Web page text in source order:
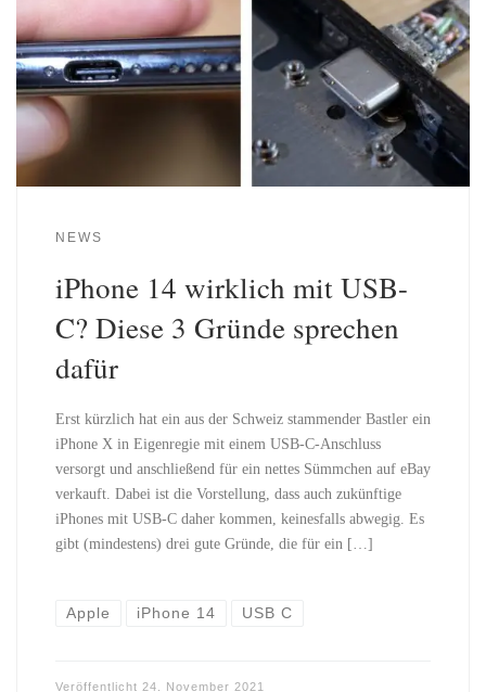
NEWS
iPhone 14 wirklich mit USB-
C? Diese 3 Gründe sprechen
dafür
Erst kürzlich hat ein aus der Schweiz stammender Bastler ein
iPhone X in Eigenregie mit einem USB-C-Anschluss
versorgt und anschließend für ein nettes Sümmchen auf eBay
verkauft. Dabei ist die Vorstellung, dass auch zukünftige
iPhones mit USB-C daher kommen, keinesfalls abwegig. Es
gibt (mindestens) drei gute Gründe, die für ein […]
Apple iPhone 14 USB C
Veröffentlicht 24. November 2021